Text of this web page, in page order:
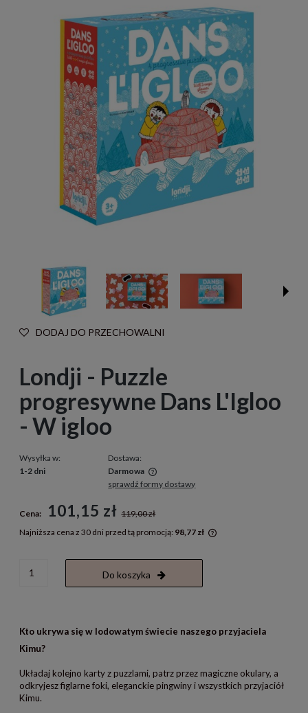
DODAJ DO PRZECHOWALNI
Londji - Puzzle
progresywne Dans L'Igloo
- W igloo
Wysyłka w:
1-2 dni
Dostawa:
Darmowa
Cena nie zawiera ewentualnych kosztów płatności
sprawdź formy dostawy
Cena: 101,15 zł 119,00 zł
Najniższa cena z 30 dni przed tą promocją: 98,77 zł
Do koszyka
Kto ukrywa się w lodowatym świecie naszego przyjaciela
Kimu?
Układaj kolejno karty z puzzlami, patrz przez magiczne okulary, a
odkryjesz figlarne foki, eleganckie pingwiny i wszystkich przyjaciół
Kimu.